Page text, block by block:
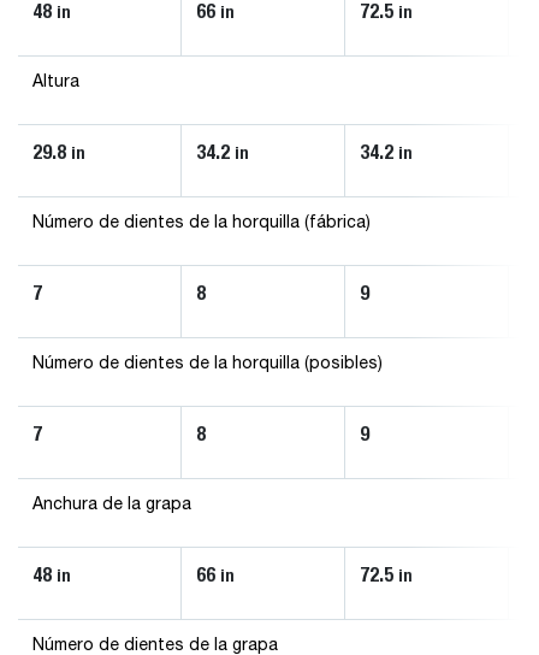
48 in 66 in 72.5 in
Altura
29.8 in 34.2 in 34.2 in
Número de dientes de la horquilla (fábrica)
7 8 9
Número de dientes de la horquilla (posibles)
7 8 9
Anchura de la grapa
48 in 66 in 72.5 in
Número de dientes de la grapa